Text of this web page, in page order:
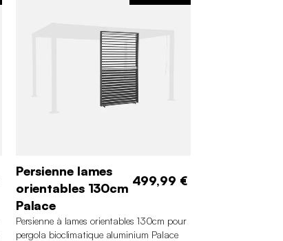
Persienne lames
orientables 130cm
Palace
499,99 €
Persienne à lames orientables 130cm pour
pergola bioclimatique aluminium Palace